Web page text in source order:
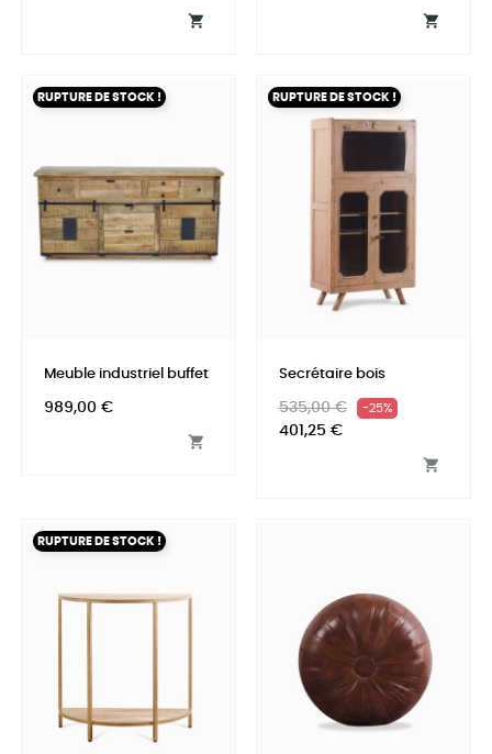
 
RUPTURE DE STOCK !
Meuble industriel buffet
Prix
989,00 €

RUPTURE DE STOCK !
Secrétaire bois
Prix
habituel
535,00 € -25%
401,25 €

RUPTURE DE STOCK !